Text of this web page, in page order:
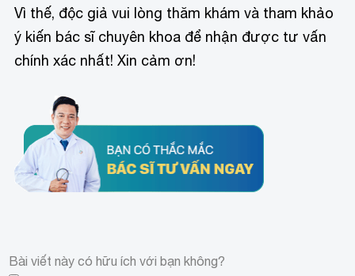
Vì thế, độc giả vui lòng thăm khám và tham khảo
ý kiến bác sĩ chuyên khoa để nhận được tư vấn
chính xác nhất! Xin cảm ơn!
Bài viết này có hữu ích với bạn không?